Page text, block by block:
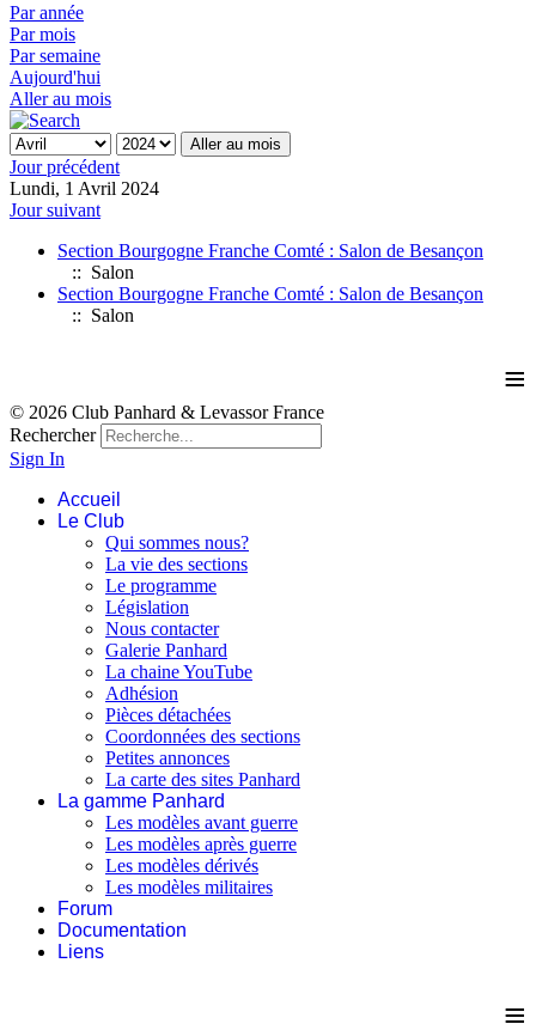
Par année
Par mois
Par semaine
Aujourd'hui
Aller au mois
Aller au mois
Jour précédent
Lundi, 1 Avril 2024
Jour suivant
Section Bourgogne Franche Comté : Salon de Besançon
:: Salon
Section Bourgogne Franche Comté : Salon de Besançon
:: Salon
≡
© 2026 Club Panhard & Levassor France
Rechercher
Sign In
Accueil
Le Club
Qui sommes nous?
La vie des sections
Le programme
Législation
Nous contacter
Galerie Panhard
La chaine YouTube
Adhésion
Pièces détachées
Coordonnées des sections
Petites annonces
La carte des sites Panhard
La gamme Panhard
Les modèles avant guerre
Les modèles après guerre
Les modèles dérivés
Les modèles militaires
Forum
Documentation
Liens